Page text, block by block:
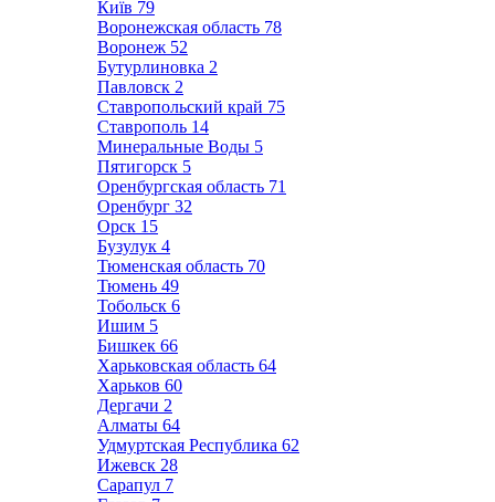
Київ 79
Воронежская область 78
Воронеж 52
Бутурлиновка 2
Павловск 2
Ставропольский край 75
Ставрополь 14
Минеральные Воды 5
Пятигорск 5
Оренбургская область 71
Оренбург 32
Орск 15
Бузулук 4
Тюменская область 70
Тюмень 49
Тобольск 6
Ишим 5
Бишкек 66
Харьковская область 64
Харьков 60
Дергачи 2
Алматы 64
Удмуртская Республика 62
Ижевск 28
Сарапул 7